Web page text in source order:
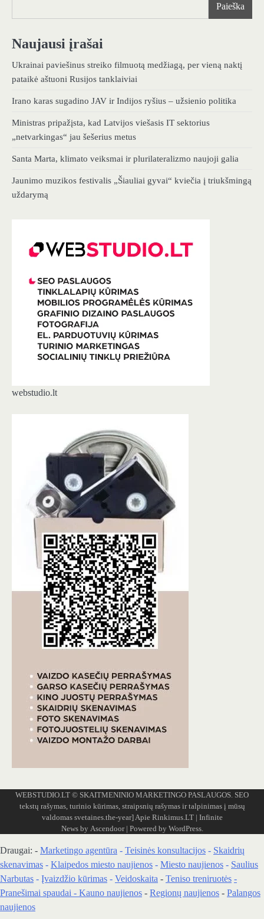
Paieška
Naujausi įrašai
Ukrainai paviešinus streiko filmuotą medžiagą, per vieną naktį
pataikė aštuoni Rusijos tanklaiviai
Irano karas sugadino JAV ir Indijos ryšius – užsienio politika
Ministras pripažįsta, kad Latvijos viešasis IT sektorius
„netvarkingas“ jau šešerius metus
Santa Marta, klimato veiksmai ir plurilateralizmo naujoji galia
Jaunimo muzikos festivalis „Šiauliai gyvai“ kviečia į triukšmingą
uždarymą
webstudio.lt
WEBSTUDIO.LT © SKAITMENINIO MARKETINGO PASLAUGOS. SEO
tekstų rašymas, turinio kūrimas, straipsnių rašymas ir talpinimas į mūsų
valdomas svetaines.the-year] Apie Rinkimus.LT| Infinite
News by Ascendoor| Powered by WordPress.
Draugai: - Marketingo agentūra - Teisinės konsultacijos - Skaidrių
skenavimas - Klaipedos miesto naujienos - Miesto naujienos - Saulius
Narbutas - Įvaizdžio kūrimas - Veidoskaita - Teniso treniruotės -
Pranešimai spaudai - Kauno naujienos - Regionų naujienos - Palangos
naujienos